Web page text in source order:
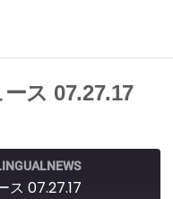
ス 07.27.17
ス 07.27.17